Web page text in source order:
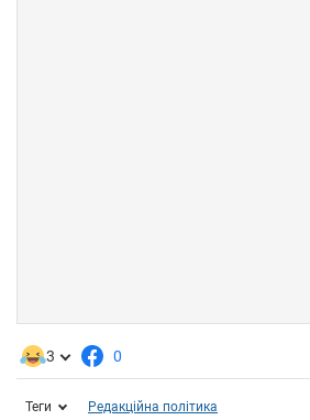
3 0
Теги Редакційна політика